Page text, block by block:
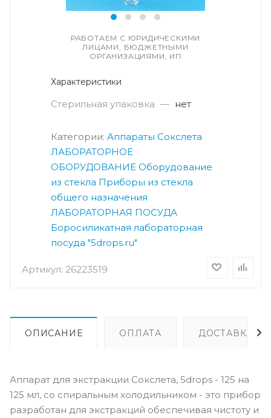
Артикул: 26223519
РАБОТАЕМ С ЮРИДИЧЕСКИМИ
ЛИЦАМИ, БЮДЖЕТНЫМИ
ОРГАНИЗАЦИЯМИ, ИП
Характеристики
Стерильная упаковка — нет
Категории: Аппараты Сокслета
ЛАБОРАТОРНОЕ
ОБОРУДОВАНИЕ Оборудование
из стекла Приборы из стекла
общего назначения
ЛАБОРАТОРНАЯ ПОСУДА
Боросиликатная лабораторная
посуда "5drops.ru"
ОПИСАНИЕ ОПЛАТА ДОСТАВКА
Аппарат для экстракции Сокслета, 5drops - 125 на
125 мл, со спиральным холодильником - это прибор
разработан для экстракций обеспечивая чистоту и